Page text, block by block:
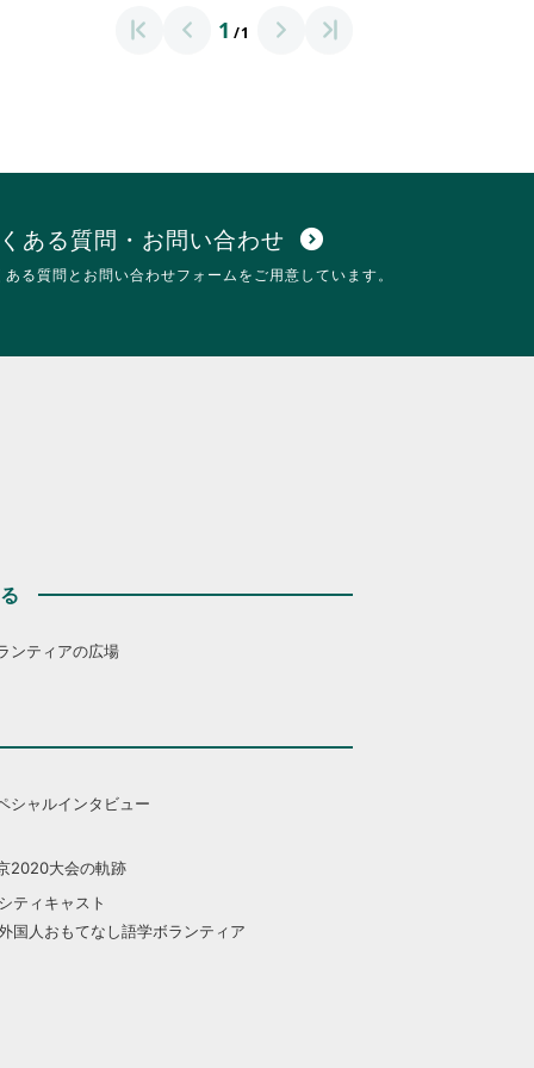
1 /1
ある質問・お問い合わせ expand_circle_down
ある質問とお問い合わせフォームをご用意しています。
ンティアの広場
シャルインタビュー
2020大会の軌跡
シティキャスト
国人おもてなし語学ボランティア